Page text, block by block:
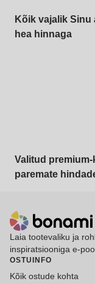
Kõik vajalik Sinu
hea hinnaga
Valitud
paremate
Laia tootevaliku ja
inspiratsiooniga e-
OSTUINFO
Kõik ostude kohta